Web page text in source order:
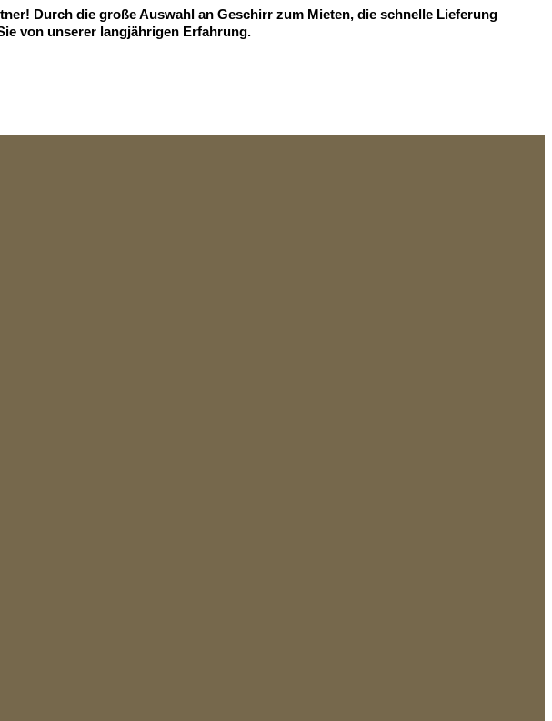
Durch die große Auswahl an Geschirr zum Mieten, die schnelle Lieferung
von unserer langjährigen Erfahrung.